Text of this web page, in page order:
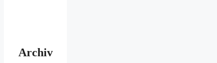
Archiv